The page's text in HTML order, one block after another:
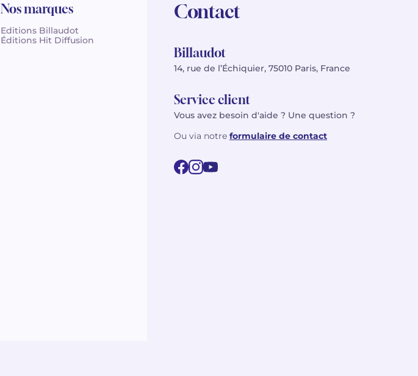
Nos marques
Editions Billaudot
Éditions Hit Diffusion
Contact
Billaudot
14, rue de l’Échiquier, 75010 Paris, France
Service client
Vous avez besoin d'aide ? Une question ?
Ou via notre formulaire de contact